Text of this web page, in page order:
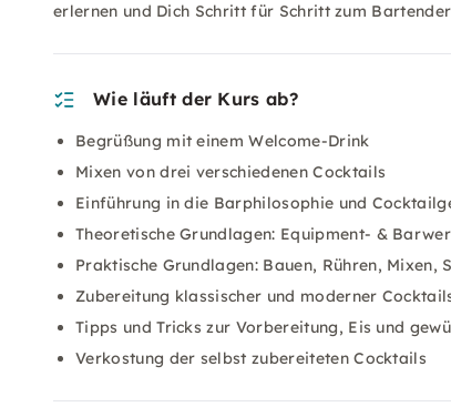
erlernen und Dich Schritt für Schritt zum
Wie läuft der Kurs ab?
Begrüßung mit einem Welcome-Drink
Mixen von drei verschiedenen Cocktails
Einführung in die Barphilosophie und
Theoretische Grundlagen: Equipment- &
Praktische Grundlagen: Bauen, Rühren, Mixen,
Zubereitung klassischer und moderner
Tipps und Tricks zur Vorbereitung, Eis und
Verkostung der selbst zubereiteten Cocktails